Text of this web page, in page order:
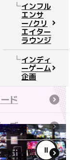
インフル
エンサ
ー/クリ
エイター
ラウンジ
インディ
ーゲーム
企画
ド
ズ
社一覧
へ。
ップして、
が